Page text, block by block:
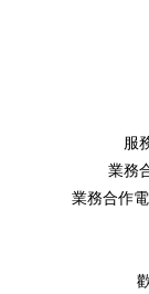
服
業務
業務合作